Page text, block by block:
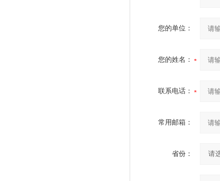
您的单位：
您的姓名：
联系电话：
常用邮箱：
省份：